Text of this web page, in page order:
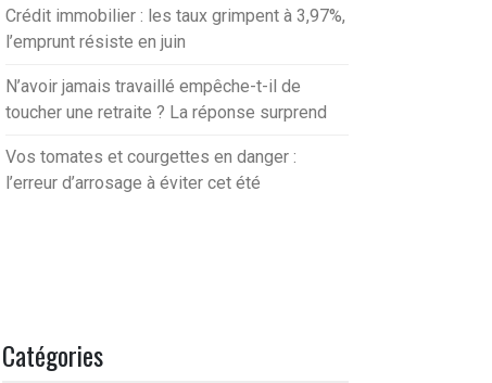
Crédit immobilier : les taux grimpent à 3,97%,
l’emprunt résiste en juin
N’avoir jamais travaillé empêche-t-il de
toucher une retraite ? La réponse surprend
Vos tomates et courgettes en danger :
l’erreur d’arrosage à éviter cet été
Catégories